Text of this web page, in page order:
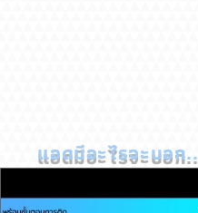
แอดมีอะไรจะบอก..